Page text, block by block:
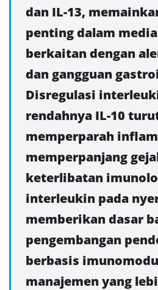
dan IL-13,
penting dalam
berkaitan dengan
dan gangguan
Disregulasi
rendahnya IL-10
memperparah
memperpanjang
keterlibatan
interleukin pada
memberikan dasar
pengembangan
berbasis
manajemen yang